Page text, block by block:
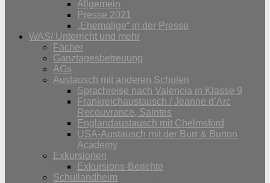
Allgemein
Presse 2021
„Ehemalige“ in der Presse
WAS/ Unterricht und mehr
Fächer
Ganztagesbetreuung
AGs
Austausch mit anderen Schulen
Sprachreise nach Valencia in Klasse 9
Frankreichaustausch / Jeanne d’Arc
Recouvrance, Saintes
Englandaustausch mit Chelmsford
USA-Austausch mit der Burr & Burton
Academy
Exkursionen
Exkursions-Berichte
Schullandheim